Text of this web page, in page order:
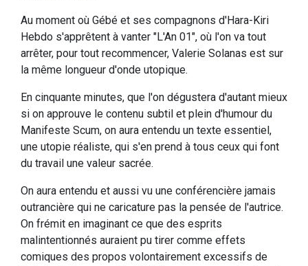
Au moment où Gébé et ses compagnons d'Hara-Kiri
Hebdo s'apprêtent à vanter "L'An 01", où l'on va tout
arrêter, pour tout recommencer, Valerie Solanas est sur
la même longueur d'onde utopique.
En cinquante minutes, que l'on dégustera d'autant mieux
si on approuve le contenu subtil et plein d'humour du
Manifeste Scum, on aura entendu un texte essentiel,
une utopie réaliste, qui s'en prend à tous ceux qui font
du travail une valeur sacrée.
On aura entendu et aussi vu une conférencière jamais
outrancière qui ne caricature pas la pensée de l'autrice.
On frémit en imaginant ce que des esprits
malintentionnés auraient pu tirer comme effets
comiques des propos volontairement excessifs de